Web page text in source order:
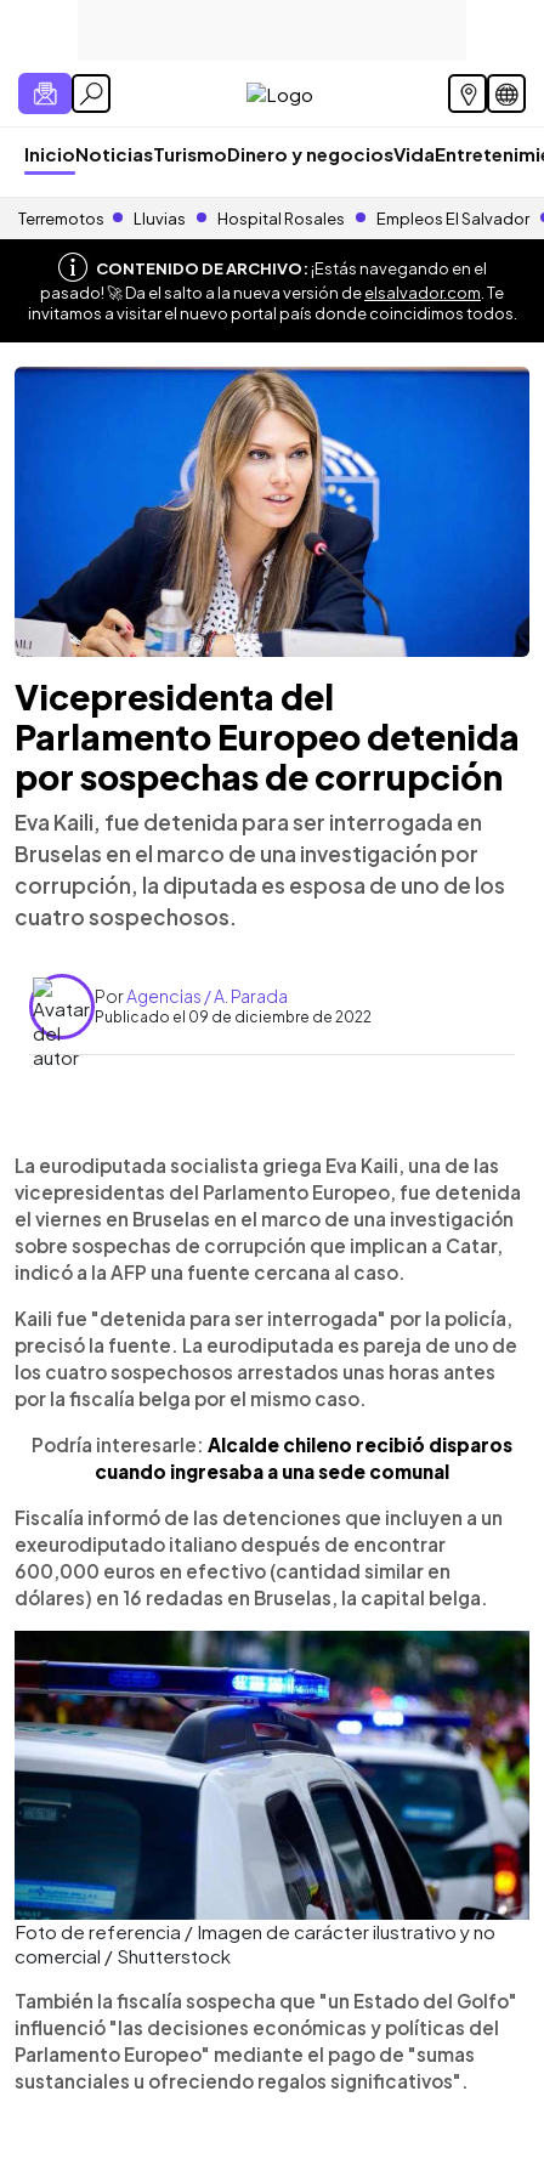
InicioNoticiasTurismoDinero y negociosVida
Terremotos Lluvias Hospital Rosales Empleos El Salvador
CONTENIDO DE ARCHIVO:¡Estás navegando en el
pasado! 🚀 Da el salto a la nueva versión deelsalvador.com . Te
invitamos a visitar el nuevo portal país donde coincidimos todos.
Vicepresidenta del
Parlamento Europeo detenida
por sospechas de corrupción
Eva Kaili, fue detenida para ser interrogada en
Bruselas en el marco de una investigación por
corrupción, la diputada es esposa de uno de los
cuatro sospechosos.
PorAgencias / A. Parada
Publicado el 09 de diciembre de 2022
► Escuchar artículo
La eurodiputada socialista griega Eva Kaili, una de las
vicepresidentas del Parlamento Europeo, fue detenida
el viernes en Bruselas en el marco de una investigación
sobre sospechas de corrupción que implican a Catar,
indicó a la AFP una fuente cercana al caso.
Kaili fue "detenida para ser interrogada" por la policía,
precisó la fuente. La eurodiputada es pareja de uno de
los cuatro sospechosos arrestados unas horas antes
por la fiscalía belga por el mismo caso.
Podría interesarle: Alcalde chileno recibió disparos
cuando ingresaba a una sede comunal
Fiscalía informó de las detenciones que incluyen a un
exeurodiputado italiano después de encontrar
600,000 euros en efectivo (cantidad similar en
dólares) en 16 redadas en Bruselas, la capital belga.
Foto de referencia / Imagen de carácter ilustrativo y no
comercial / Shutterstock
También la fiscalía sospecha que "un Estado del Golfo"
influenció "las decisiones económicas y políticas del
Parlamento Europeo" mediante el pago de "sumas
sustanciales u ofreciendo regalos significativos".